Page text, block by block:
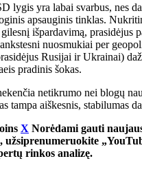
lygis yra labai svarbus, nes
apsauginis tinklas.
išpardavimą, prasidėjus
nuosmukiai per
Rusijai ir Ukrainai)
pradinis šokas.
netikrumo nei blogų
tampa aiškesnis, stabilumas
X Norėdami gauti
užsiprenumeruokite
rinkos analizę.